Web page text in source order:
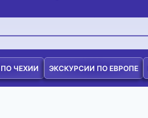
ЧЕХИИ ЭКСКУРСИИ ПО ЕВРОПЕ